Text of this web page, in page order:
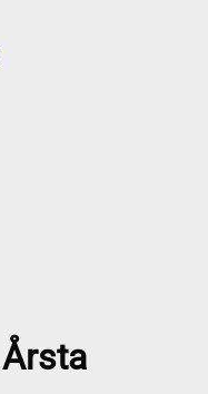
Årsta